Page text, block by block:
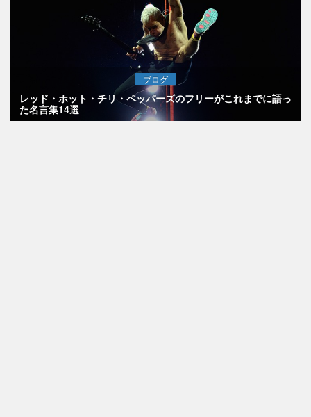
ブログ
レッド・ホット・チリ・ペッパーズのフリーがこれまでに語っ
た名言集14選